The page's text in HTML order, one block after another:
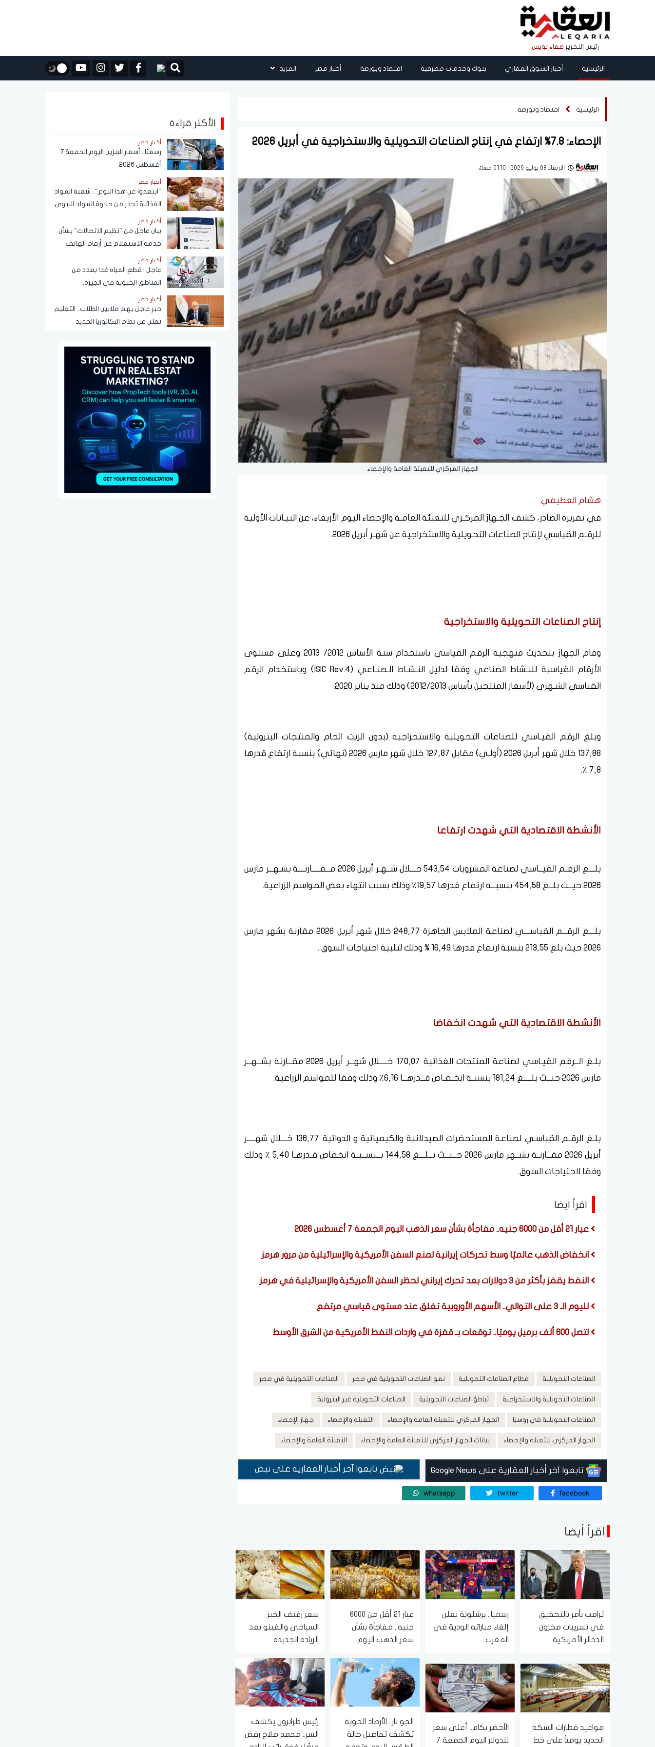
رئيس التحرير صفاء لويس
الرئيسية أخبار السوق العقاري بنوك وخدمات مصرفية اقتصاد وبورصة أخبار مصر المزيد
الرئيسية اقتصاد وبورصة
الإحصاء: 7.8% ارتفاع في إنتاج الصناعات التحويلية والاستخراجية في أبريل 2026
الاربعاء 08 يوليو 2026 | 01:10 مساءً
الجهاز المركزي للتعبئة العامة والإحصاء
هشام العطيفي
في تقريره الصادر، كشف الجـهاز المركـزي للتعبئة العامـة والإحصاء اليوم الأربعاء، عن البيـانات الأولية
للرقـم القياسي لإنتاج الصناعات التحويلية والاستخراجية عن شهـر أبريل 2026.
إنتاج الصناعات التحويلية والاستخراجية
وقام الجهاز بتحديث منهجية الرقم القياسي باستخدام سنة الأساس 2012/ 2013 وعلى مستوى
الأرقام القياسية للنـشاط الصناعي وفقا لدليل النـشـاط الـصنـاعي (ISIC Rev.4) وباستخدام الرقم
القياسي الشـهري (لأسعار المنتجين بأساس 2012/2013) وذلك منذ يناير 2020.
وبلغ الرقم القيـاسي للصناعات التحويلية والاستخراجية (بدون الزيت الخام والمنتجات البترولية)
137,88 خلال شهر أبريل 2026 (أولـي) مقابل 127,87 خلال شهر مارس 2026 (نهائي) بنسبة ارتفاع قدرها
7,8 ٪.
الأنشطة الاقتصادية التي شهدت ارتفاعا
بلـــغ الرقـم القيــاسي لصناعة المشروبات 543,54 خـــلال شــهـر أبريل 2026 مــقــــارنـــة بشـهــر مارس
2026 حيــث بلــغ 454,58 بنسبــه ارتفاع قدرها 19,57٪ وذلك بسبب انتهاء بعض المواسم الزراعية.
بلـــغ الرقــم القياســـي لصناعة الملابس الجاهزة 248,77 خلال شهر أبريل 2026 مقارنة بشهر مارس
2026 حيث بلغ 213,55 بنسبة ارتفاع قدرها 16,49 % وذلك لتلبية احتياجات السوق .
الأنشطة الاقتصادية التي شهدت انخفاضا
بلـغ الــرقم القيـاسي لصناعة المنتجات الغذائية 170,07 خــــلال شهــر أبريل 2026 مقــارنة بشــهــر
مارس 2026 حيــث بلــــغ 181,24 بنسبـة انخـفـاض قــدرهــا 6,16٪ وذلك وفقا للمواسم الزراعية.
بلـغ الرقـم القياسـي لصناعة المستحضرات الصيدلانية والكيميائية و الدوائية 136,77 خـــلال شهــــر
أبريل 2026 مقــارنـة بشــهر مارس 2026 حــيــث بــلـــغ 144,58 بــنســبـة انخفاض قـدرهـا 5,40 ٪ وذلك
وفقا لاحتياجات السوق.
اقرأ ايضا
عيار 21 أقل من 6000 جنيه.. مفاجأة بشأن سعر الذهب اليوم الجمعة 7 أغسطس 2026
انخفاض الذهب عالميًا وسط تحركات إيرانية لمنع السفن الأمريكية والإسرائيلية من مرور هرمز
النفط يقفز بأكثر من 3 دولارات بعد تحرك إيراني لحظر السفن الأمريكية والإسرائيلية في هرمز
لليوم الـ 3 على التوالي.. الأسهم الأوروبية تغلق عند مستوى قياسي مرتفع
لتصل 600 ألف برميل يوميًا.. توقعات بـ قفزة في واردات النفط الأمريكية من الشرق الأوسط
الصناعات التحويلية قطاع الصناعات التحويلية نمو الصناعات التحويلية في مصر الصناعات التحويلية في مصر
الصناعات التحويلية والاستخراجية تباطؤ الصناعات التحويلية الصناعات التحويلية غير البترولية
الصناعات التحويلية في روسيا الجهاز المركزي للتعبئة العامة والإحصاء التعبئة والإحصاء جهاز الإحصاء
الجهاز المركزي للتعبئة والإحصاء بيانات الجهاز المركزي للتعبئة العامة والإحصاء التعبئة العامة والإحصاء
تابعوا آخر أخبار العقارية على Google News تابعوا آخر أخبار العقارية على نبض
facebook
twitter
whatsapp
اقرأ أيضا
ترامب يأمر بالتحقيق
في تسريبات مخزون
الذخائر الأمريكية
رسميا.. برشلونة يعلن
إلغاء مباراته الودية في
المغرب
عيار 21 أقل من 6000
جنيه.. مفاجأة بشأن
سعر الذهب اليوم
سعر رغيف الخبز
السياحى والفينو بعد
الزيادة الجديدة
مواعيد قطارات السكة
الحديد يومياً على خط
الأخضر بكام.. أعلى سعر
للدولار اليوم الجمعة 7
الجو نار.. الأرصاد الجوية
تكشف تفاصيل حالة
رئيس طرابزون يكشف
السر.. محمد صلاح رفض
الأكثر قراءة
أخبار مصر
رسميًا.. أسعار البنزين اليوم الجمعة 7
أغسطس 2026
أخبار مصر
"ابتعدوا عن هذا النوع".. شعبة المواد
الغذائية تحذر من حلاوة المولد النبوي
أخبار مصر
بيان عاجل من "نظيم الاتصالات" بشأن
خدمة الاستعلام عن أرقام الهاتف
المحمول المسجلة باسم المستخدم
عبر تطبيق My NTRA
أخبار مصر
عاجل | قطع المياه غدا بعدد من
المناطق الحيوية في الجيزة..
ومناشدات للمواطنين بتدبير
احتياجاتهم
أخبار مصر
خبر عاجل يهم ملايين الطلاب.. التعليم
تعلن عن نظام البكالوريا الجديد